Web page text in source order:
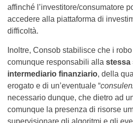
affinché l’investitore/consumatore
accedere alla piattaforma di
difficoltà.
Inoltre, Consob stabilisce che i
comunque responsabili alla stessa
intermediario finanziario, della
erogato e di un’eventuale “
necessario dunque, che dietro ad
comunque la presenza di risorse
supervisionare gli algoritmi e gli